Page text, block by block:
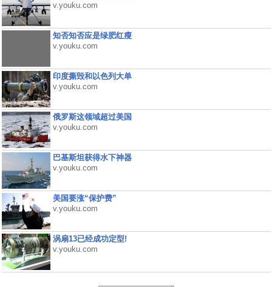
v.youku.com
知否知否应是绿肥红瘦
v.youku.com
印度撕毁和以色列大单
v.youku.com
俄罗斯这领域超过美国
v.youku.com
巴基斯坦获得水下神器
v.youku.com
美国要涨“保护费”
v.youku.com
涡扇13已经成功定型!
v.youku.com